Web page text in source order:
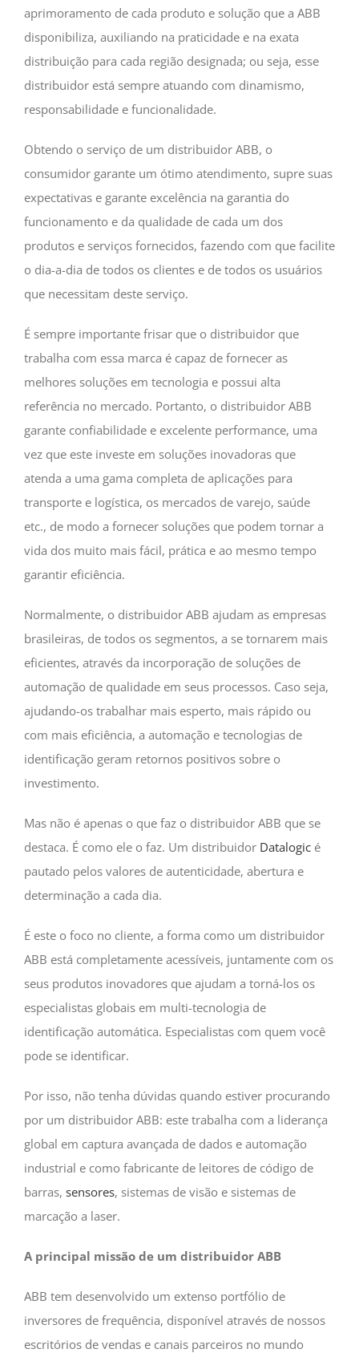
aprimoramento de cada produto e solução que a ABB
disponibiliza, auxiliando na praticidade e na exata
distribuição para cada região designada; ou seja, esse
distribuidor está sempre atuando com dinamismo,
responsabilidade e funcionalidade.
Obtendo o serviço de um distribuidor ABB, o
consumidor garante um ótimo atendimento, supre suas
expectativas e garante excelência na garantia do
funcionamento e da qualidade de cada um dos
produtos e serviços fornecidos, fazendo com que facilite
o dia-a-dia de todos os clientes e de todos os usuários
que necessitam deste serviço.
É sempre importante frisar que o distribuidor que
trabalha com essa marca é capaz de fornecer as
melhores soluções em tecnologia e possui alta
referência no mercado. Portanto, o distribuidor ABB
garante confiabilidade e excelente performance, uma
vez que este investe em soluções inovadoras que
atenda a uma gama completa de aplicações para
transporte e logística, os mercados de varejo, saúde
etc., de modo a fornecer soluções que podem tornar a
vida dos muito mais fácil, prática e ao mesmo tempo
garantir eficiência.
Normalmente, o distribuidor ABB ajudam as empresas
brasileiras, de todos os segmentos, a se tornarem mais
eficientes, através da incorporação de soluções de
automação de qualidade em seus processos. Caso seja,
ajudando-os trabalhar mais esperto, mais rápido ou
com mais eficiência, a automação e tecnologias de
identificação geram retornos positivos sobre o
investimento.
Mas não é apenas o que faz o distribuidor ABB que se
destaca. É como ele o faz. Um distribuidor Datalogic é
pautado pelos valores de autenticidade, abertura e
determinação a cada dia.
É este o foco no cliente, a forma como um distribuidor
ABB está completamente acessíveis, juntamente com os
seus produtos inovadores que ajudam a torná-los os
especialistas globais em multi-tecnologia de
identificação automática. Especialistas com quem você
pode se identificar.
Por isso, não tenha dúvidas quando estiver procurando
por um distribuidor ABB: este trabalha com a liderança
global em captura avançada de dados e automação
industrial e como fabricante de leitores de código de
barras, sensores, sistemas de visão e sistemas de
marcação a laser.
A principal missão de um distribuidor ABB
ABB tem desenvolvido um extenso portfólio de
inversores de frequência, disponível através de nossos
escritórios de vendas e canais parceiros no mundo